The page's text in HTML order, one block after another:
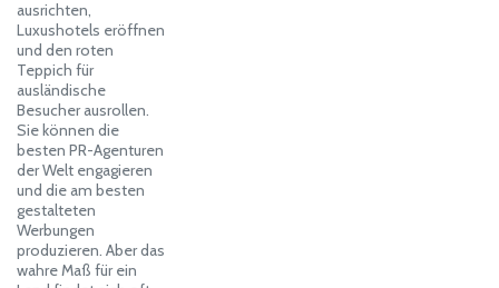
ausrichten,
Luxushotels eröffnen
und den roten
Teppich für
ausländische
Besucher ausrollen.
Sie können die
besten PR-Agenturen
der Welt engagieren
und die am besten
gestalteten
Werbungen
produzieren. Aber das
wahre Maß für ein